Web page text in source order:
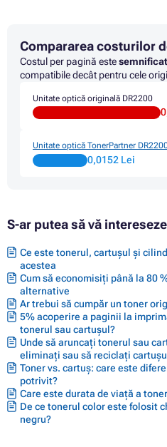
Toner BROTHER DCP-7065
Toner BROTHER DCP-7065DN
Toner BROTHER DCP-7070
Toner BROTHER FAX 2840
Toner BROTHER FAX 2845
Toner BROTHER FAX 2950
Toner BROTHER HL-2130
Toner BROTHER HL-2130R
Toner BROTHER HL-2135W
Toner BROTHER HL-2215
Toner BROTHER HL-2220
Toner BROTHER HL-2230
Toner BROTHER HL-2240
Toner BROTHER HL-2240 SERIES
Toner BROTHER HL-2240D
Toner BROTHER HL-2240DR
Toner BROTHER HL-2240L
Toner BROTHER HL-2242D
Toner BROTHER HL-2250
Toner BROTHER HL-2250DN
Toner BROTHER HL-2250DNR
Toner BROTHER HL-2270
Toner BROTHER HL-2270DW
Compararea costurilor
Costul per pagină este
compatibile decât pentru cele
Unitate optică originală DR2200
Unitate optică TonerPartner
0,0152 Lei
S-ar putea să vă intereseze
Ce este tonerul, cartușul și
acestea
Cum să economisiți până la 80
alternative
Ar trebui să cumpăr un toner
5% acoperire a paginii la
tonerul sau cartușul?
Unde să aruncați tonerul sau
eliminați sau să reciclați
Toner vs. cartuș: care este
potrivit?
Care este durata de viață a
De ce tonerul color este folosit
negru?